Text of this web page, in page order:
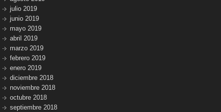
julio 2019
junio 2019
mayo 2019
abril 2019
marzo 2019
febrero 2019
enero 2019
diciembre 2018
noviembre 2018
octubre 2018
septiembre 2018